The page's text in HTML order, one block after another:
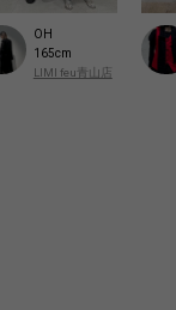
OH
165cm
LIMI feu青山店